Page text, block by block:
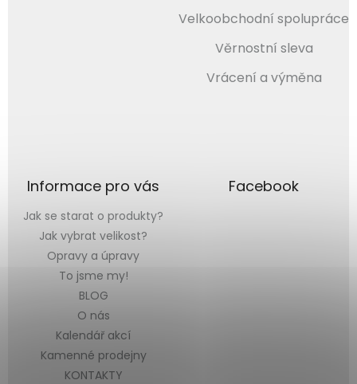
Velkoobchodní spolupráce
Věrnostní sleva
Vrácení a výměna
Informace pro vás
Jak se starat o produkty?
Jak vybrat velikost?
Opravy a úpravy
To jsme my!
BLOG
O nás
Kalendář akcí
Kamenné prodejny
KONTAKTY
Facebook